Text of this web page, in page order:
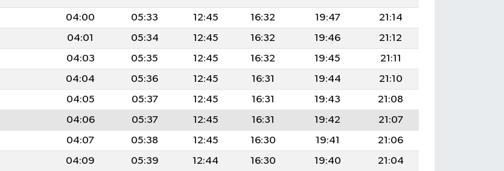
04:00 05:33 12:45 16:32 19:47
21:14
04:01 05:34 12:45 16:32 19:46
21:12
04:03 05:35 12:45 16:32 19:45
21:11
04:04 05:36 12:45 16:31 19:44
21:10
04:05 05:37 12:45 16:31 19:43
21:08
04:06 05:37 12:45 16:31 19:42
21:07
04:07 05:38 12:45 16:30 19:41
21:06
04:09 05:39 12:44 16:30 19:40
21:04